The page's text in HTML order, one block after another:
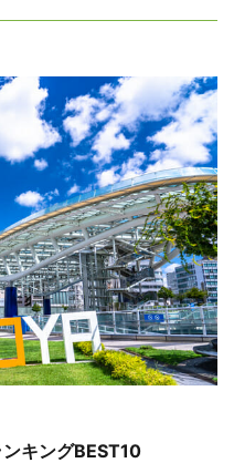
キングBEST10